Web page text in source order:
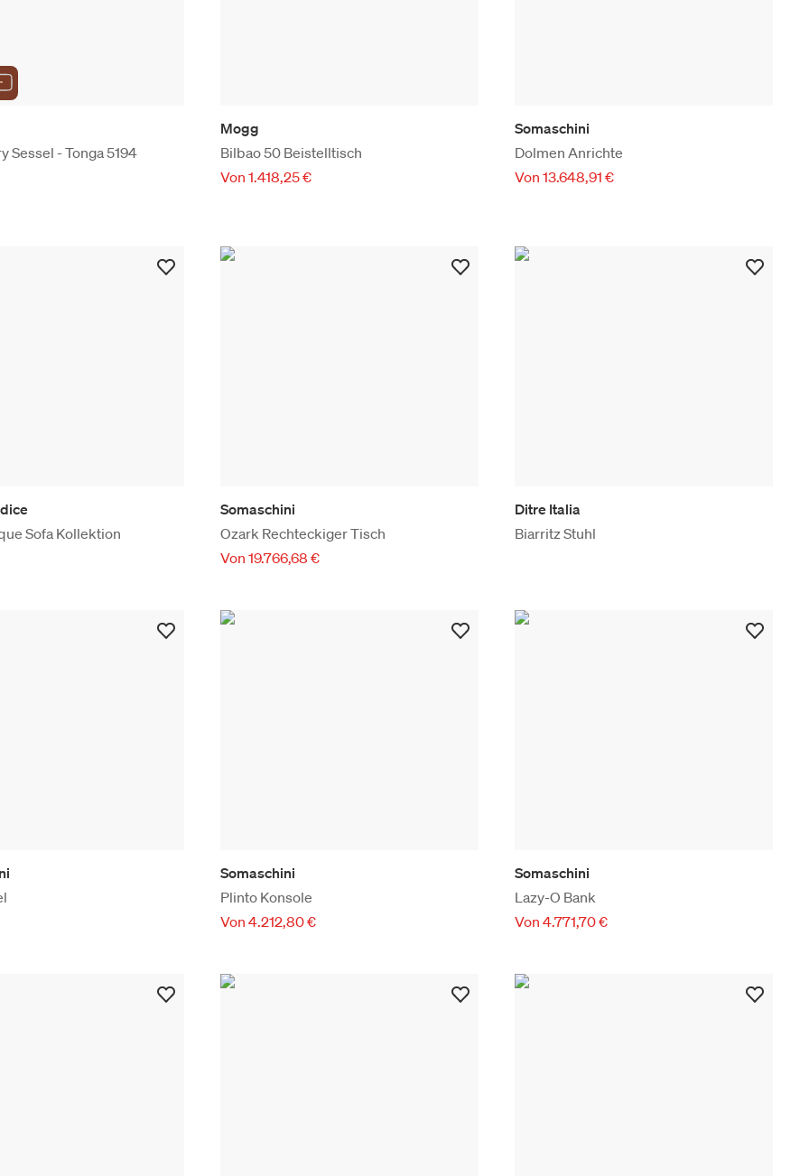
Sessel - Tonga 5194
Mogg
Bilbao 50 Beistelltisch
Von 1.418,25 €
Somaschini
Dolmen Anrichte
Von 13.648,91 €
Sofa Kollektion
Somaschini
Ozark Rechteckiger Tisch
Von 19.766,68 €
Ditre Italia
Biarritz Stuhl
Somaschini
Plinto Konsole
Von 4.212,80 €
Somaschini
Lazy-O Bank
Von 4.771,70 €